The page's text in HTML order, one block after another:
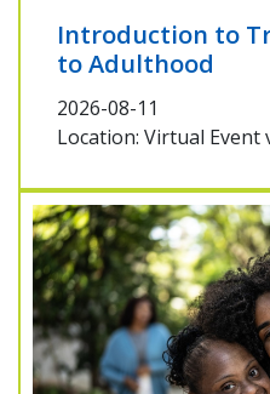
Introduction to
to Adulthood
2026-08-11
Location: Virtual Event